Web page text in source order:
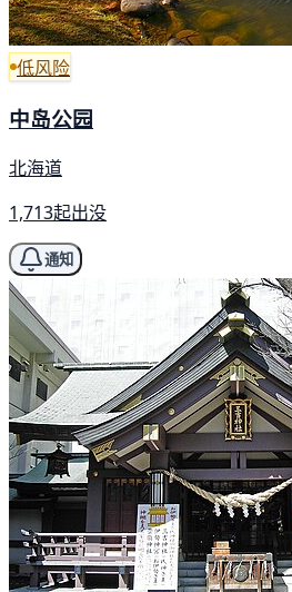
低风险
中岛公园
北海道
1,713起出没
通知